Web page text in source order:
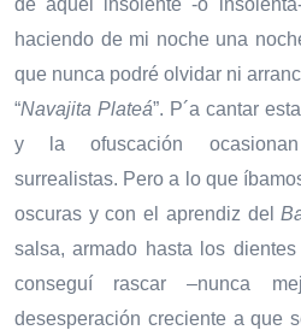
haciendo de mi noche una
que nunca podré olvidar ni
“Navajita Plateá”. P´a cantar
y la ofuscación ocasionan
surrealistas. Pero a lo que
oscuras y con el aprendiz del
salsa, armado hasta los
conseguí rascar –nunca
desesperación creciente a que